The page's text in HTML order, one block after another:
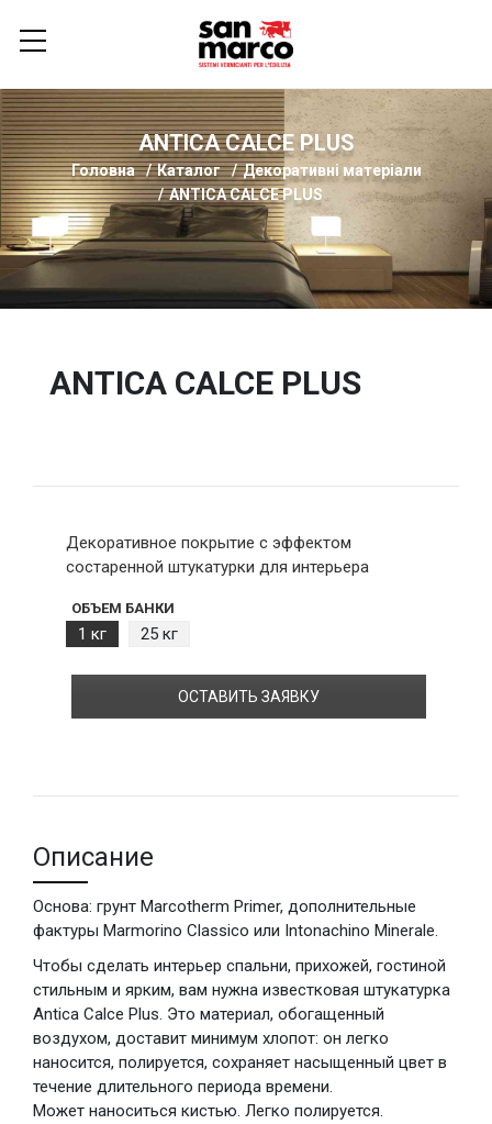
ANTICA CALCE PLUS
Головна Каталог
Декоративні матеріали
ANTICA CALCE PLUS
ANTICA CALCE PLUS
Декоративное покрытие с эффектом
состаренной штукатурки для интерьера
ОБЪЕМ БАНКИ
1 кг 25 кг
ОСТАВИТЬ ЗАЯВКУ
Описание
Основа: грунт Marcotherm Primer, дополнительные
фактуры Marmorino Classico или Intonachino Minerale.
Чтобы сделать интерьер спальни, прихожей, гостиной
стильным и ярким, вам нужна известковая штукатурка
Antica Calce Plus. Это материал, обогащенный
воздухом, доставит минимум хлопот: он легко
наносится, полируется, сохраняет насыщенный цвет в
течение длительного периода времени.
Может наноситься кистью. Легко полируется.